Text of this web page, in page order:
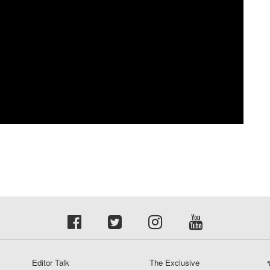
Editor Talk The Exclusive